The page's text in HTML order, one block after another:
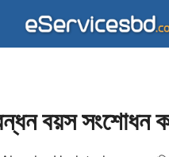
বয়স সংশোধন